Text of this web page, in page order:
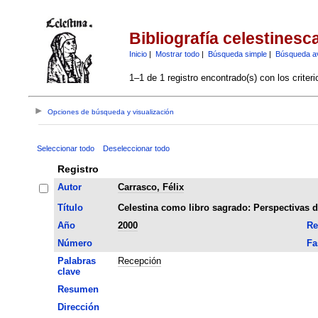
Bibliografía
Inicio| Mostrar todo| Búsqueda simple| Búsqueda
1–1 de 1 registro encontrado(s) con los
Opciones de búsqueda y visualización
Seleccionar todo Deseleccionar todo
Registro
Autor
Carrasco, Félix
Título
Celestina como libro sagrado: Perspectivas
Año
2000
Número
Palabras
clave
Recepción
Resumen
Dirección